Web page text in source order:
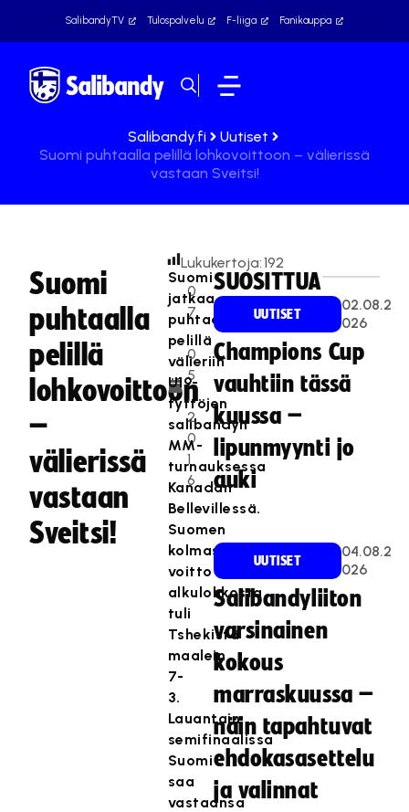
SalibandyTV Tulospalvelu F-liiga Fanikauppa
Salibandy.fi
Uutiset
Suomi puhtaalla pelillä lohkovoittoon – välierissä
vastaan Sveitsi!
Suomi
puhtaalla
pelillä
lohkovoittoon
–
välierissä
vastaan
Sveitsi!
0
7
.
0
5
.
2
0
1
6
Lukukertoja:192
Suomi
jatkaa
puhtaalla
pelillä
välieriin
U19-
tyttöjen
salibandyn
MM-
turnauksessa
Kanadan
Bellevillessä.
Suomen
kolmas
voitto
alkulohkosta
tuli
Tshekistä
maalein
7-
3.
Lauantain
semifinaalissa
Suomi
saa
vastaansa
SUOSITTUA
UUTISET
02.08.2
026
Champions Cup
vauhtiin tässä
kuussa –
lipunmyynti jo
auki
UUTISET
04.08.2
026
Salibandyliiton
varsinainen
kokous
marraskuussa –
näin tapahtuvat
ehdokasasettelu
ja valinnat